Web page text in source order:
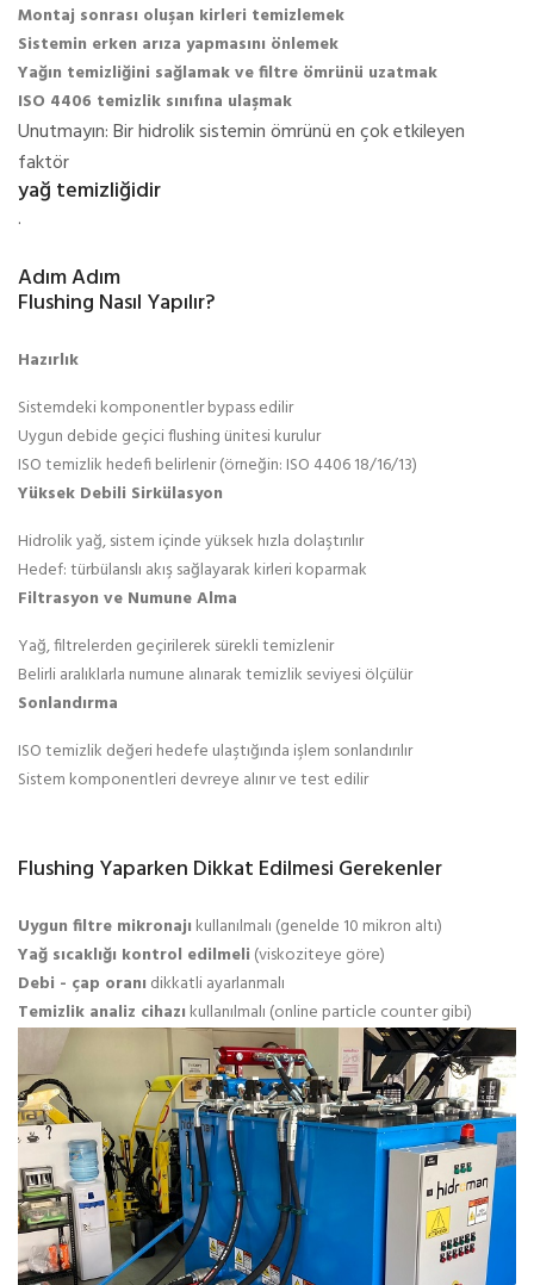
Montaj sonrası oluşan kirleri temizlemek
Sistemin erken arıza yapmasını önlemek
Yağın temizliğini sağlamak ve filtre ömrünü uzatmak
ISO 4406 temizlik sınıfına ulaşmak
Unutmayın: Bir hidrolik sistemin ömrünü en çok etkileyen
faktör
yağ temizliğidir
.
Adım Adım
Flushing Nasıl Yapılır?
Hazırlık
Sistemdeki komponentler bypass edilir
Uygun debide geçici flushing ünitesi kurulur
ISO temizlik hedefi belirlenir (örneğin: ISO 4406 18/16/13)
Yüksek Debili Sirkülasyon
Hidrolik yağ, sistem içinde yüksek hızla dolaştırılır
Hedef: türbülanslı akış sağlayarak kirleri koparmak
Filtrasyon ve Numune Alma
Yağ, filtrelerden geçirilerek sürekli temizlenir
Belirli aralıklarla numune alınarak temizlik seviyesi ölçülür
Sonlandırma
ISO temizlik değeri hedefe ulaştığında işlem sonlandırılır
Sistem komponentleri devreye alınır ve test edilir
Flushing Yaparken Dikkat Edilmesi Gerekenler
Uygun filtre mikronajı kullanılmalı (genelde 10 mikron altı)
Yağ sıcaklığı kontrol edilmeli (viskoziteye göre)
Debi - çap oranı dikkatli ayarlanmalı
Temizlik analiz cihazı kullanılmalı (online particle counter gibi)